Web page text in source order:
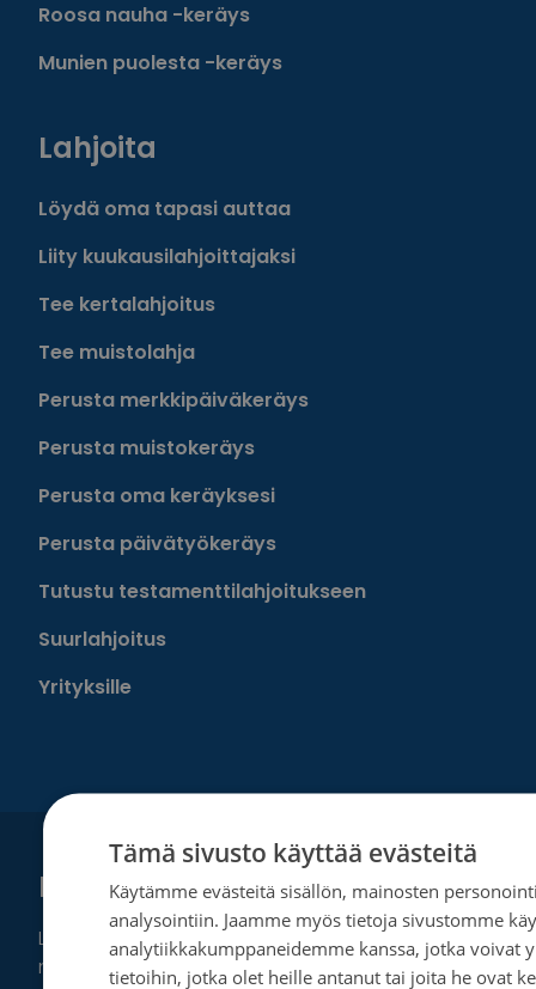
Roosa nauha -keräys
Munien puolesta -keräys
Lahjoita
Löydä oma tapasi auttaa
Liity kuukausilahjoittajaksi
Tee kertalahjoitus
Tee muistolahja
Perusta merkkipäiväkeräys
Perusta muistokeräys
Perusta oma keräyksesi
Perusta päivätyökeräys
Tutustu testamenttilahjoitukseen
Suurlahjoitus
Yrityksille
Muita tapoja auttaa
Lahjoita haluamasi summa MobilePaylla
numeroon:47770
Tämä sivusto käyttää evästeitä
Käytämme evästeitä sisällön, mainosten
analysointiin. Jaamme myös tietoja sivustomme
analytiikkakumppaneidemme kanssa, jotka voivat
tietoihin, jotka olet heille antanut tai joita he ovat